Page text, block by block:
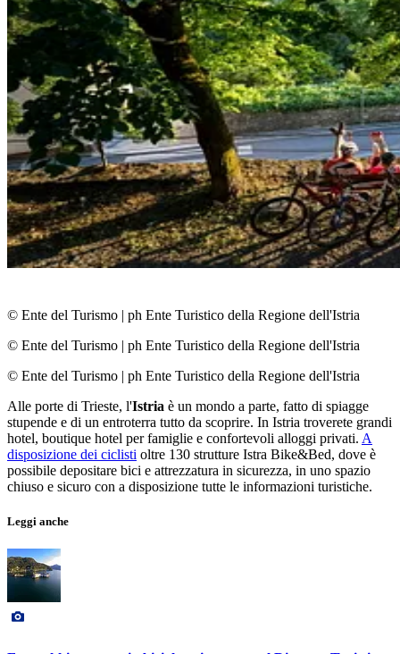
© Ente del Turismo | ph Ente Turistico della Regione dell'Istria
© Ente del Turismo | ph Ente Turistico della Regione dell'Istria
© Ente del Turismo | ph Ente Turistico della Regione dell'Istria
Alle porte di Trieste, l'Istria è un mondo a parte, fatto di spiagge
stupende e di un entroterra tutto da scoprire. In Istria troverete grandi
hotel, boutique hotel per famiglie e confortevoli alloggi privati. A
disposizione dei ciclisti oltre 130 strutture Istra Bike&Bed, dove è
possibile depositare bici e attrezzatura in sicurezza, in uno spazio
chiuso e sicuro con a disposizione tutte le informazioni turistiche.
Leggi anche